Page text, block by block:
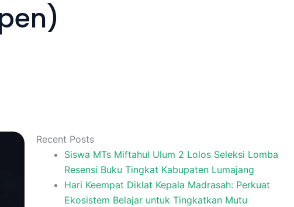
Recent Posts
Siswa MTs Miftahul Ulum 2 Lolos Seleksi Lomba
Resensi Buku Tingkat Kabupaten Lumajang
Hari Keempat Diklat Kepala Madrasah: Perkuat
Ekosistem Belajar untuk Tingkatkan Mutu